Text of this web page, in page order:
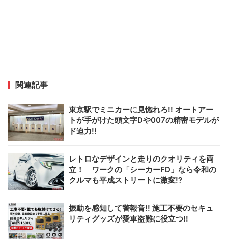
関連記事
東京駅でミニカーに見惚れろ!! オートアー
トが手がけた頭文字Dや007の精密モデルが
ド迫力!!
レトロなデザインと走りのクオリティを両
立！ ワークの「シーカーFD」なら令和の
クルマも平成ストリートに激変!?
振動を感知して警報音!! 施工不要のセキュ
リティグッズが愛車盗難に役立つ!!